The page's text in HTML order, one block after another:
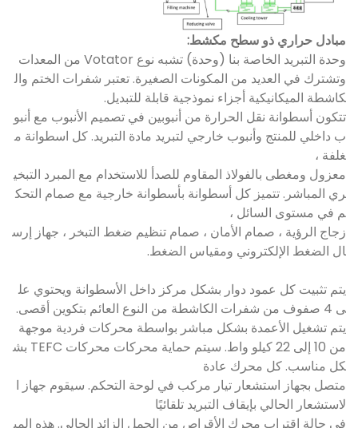
مبادل حراري ذو سطح مكشط:
وحدة التبريد الخاصة بنا (وحدة) تشبه نوع Votator من المعدات
وتشترك في العديد من المكونات الصغيرة. تعتبر شفرات الختم وال
كاشطة الميكانيكية أجزاء نموذجية قابلة للتبديل.
تتكون أسطوانة نقل الحرارة من أنبوبين في تصميم الأنبوب مع أنبو
ب داخلي للمنتج وأنبوب خارجي لتبريد مادة التبريد. كل اسطوانة م
غلفة ،
معزول ومغطى بالفولاذ المقاوم للصدأ للاستخدام مع المبرد التبخي
ري المباشر. تتميز كل أسطوانة بأسطوانة خارجية مع صمام التحك
م في مستوى السائل ،
زجاج الرؤية ، صمام الأمان ، صمام تنظيم ضغط التبخر ، جهاز إرس
ال الضغط الإلكتروني ومقياس الضغط.
يتم تثبيت كل عمود دوار بشكل مركز داخل الأسطوانة ويحتوي عل
ى 4 صفوف من شفرات الكاشطة من النوع العائم بتكوين أقصى.
يتم تشغيل الأعمدة بشكل مباشر بواسطة محركات فردية موجهة
من 10 إلى 22 كيلو واط. سيتم حماية محركات محركات TEFC بش
كل مناسب. كل محرك عادة
متصل بجهاز استشعار تيار مركب في لوحة التحكم. سيقوم جهاز ا
لاستشعار الحالي بإيقاف التبريد تلقائيًا
في حالة اقتراب محرك الأقراص من الحمل الزائد الحالي. هذه المي